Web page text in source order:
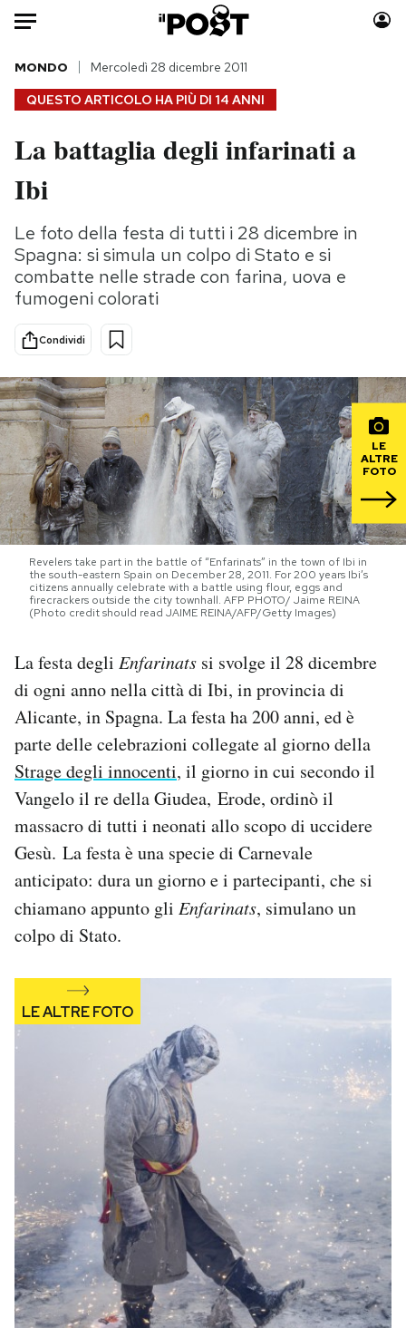
Auto
HOME
Italia
Tecnologia
Internet
Scienza
Cultura
Economia
Moda
Storie/Idee
Ok Boomer!
Media
PODCAST
NEWSLETTER
I MIEI PREFERITI
SHOP
CALENDARIO
AREA PERSONALE
Area Personale
Newsletter
Notifiche mobile
Regala il Post
Hai bisogno di aiuto?
QUESTO ARTICOLO HA PIÙ DI 14 ANNI
MONDO Mercoledì 28 dicembre 2011
La battaglia degli infarinati a
Ibi
Le foto della festa di tutti i 28 dicembre in
Spagna: si simula un colpo di Stato e si
combatte nelle strade con farina, uova e
fumogeni colorati
Condividi
LE
ALTRE
FOTO
Revelers take part in the battle of “Enfarinats” in the town of Ibi in
the south-eastern Spain on December 28, 2011. For 200 years Ibi’s
citizens annually celebrate with a battle using flour, eggs and
firecrackers outside the city townhall. AFP PHOTO/ Jaime REINA
(Photo credit should read JAIME REINA/AFP/Getty Images)
La festa degli Enfarinats si svolge il 28 dicembre
di ogni anno nella città di Ibi, in provincia di
Alicante, in Spagna. La festa ha 200 anni, ed è
parte delle celebrazioni collegate al giorno della
Strage degli innocenti, il giorno in cui secondo il
Vangelo il re della Giudea, Erode, ordinò il
massacro di tutti i neonati allo scopo di uccidere
Gesù. La festa è una specie di Carnevale
anticipato: dura un giorno e i partecipanti, che si
chiamano appunto gli Enfarinats, simulano un
colpo di Stato.